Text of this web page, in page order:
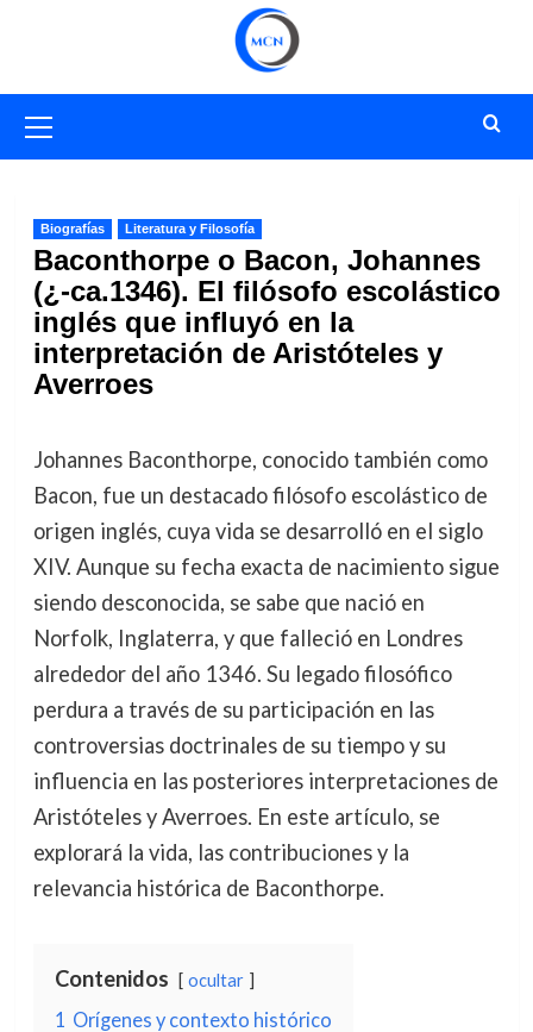
primario
Biografías Literatura y Filosofía
Baconthorpe o Bacon, Johannes
(¿-ca.1346). El filósofo escolástico
inglés que influyó en la
interpretación de Aristóteles y
Averroes
Johannes Baconthorpe, conocido también como
Bacon, fue un destacado filósofo escolástico de
origen inglés, cuya vida se desarrolló en el siglo
XIV. Aunque su fecha exacta de nacimiento sigue
siendo desconocida, se sabe que nació en
Norfolk, Inglaterra, y que falleció en Londres
alrededor del año 1346. Su legado filosófico
perdura a través de su participación en las
controversias doctrinales de su tiempo y su
influencia en las posteriores interpretaciones de
Aristóteles y Averroes. En este artículo, se
explorará la vida, las contribuciones y la
relevancia histórica de Baconthorpe.
Contenidos ocultar
1 Orígenes y contexto histórico